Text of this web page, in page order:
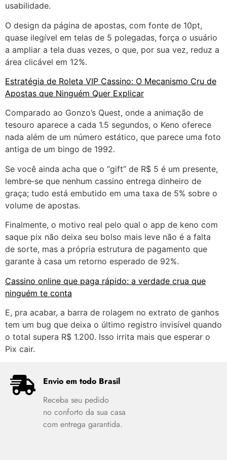
usabilidade.
O design da página de apostas, com fonte de 10pt,
quase ilegível em telas de 5 polegadas, força o usuário
a ampliar a tela duas vezes, o que, por sua vez, reduz a
área clicável em 12%.
Estratégia de Roleta VIP Cassino: O Mecanismo Cru de
Apostas que Ninguém Quer Explicar
Comparado ao Gonzo’s Quest, onde a animação de
tesouro aparece a cada 1.5 segundos, o Keno oferece
nada além de um número estático, que parece uma foto
antiga de um bingo de 1992.
Se você ainda acha que o “gift” de R$ 5 é um presente,
lembre‑se que nenhum cassino entrega dinheiro de
graça; tudo está embutido em uma taxa de 5% sobre o
volume de apostas.
Finalmente, o motivo real pelo qual o app de keno com
saque pix não deixa seu bolso mais leve não é a falta
de sorte, mas a própria estrutura de pagamento que
garante à casa um retorno esperado de 92%.
Cassino online que paga rápido: a verdade crua que
ninguém te conta
E, pra acabar, a barra de rolagem no extrato de ganhos
tem um bug que deixa o último registro invisível quando
o total supera R$ 1.200. Isso irrita mais que esperar o
Pix cair.
Envio em todo Brasil
Receba seu pedido
no conforto da sua casa
com entrega garantida.